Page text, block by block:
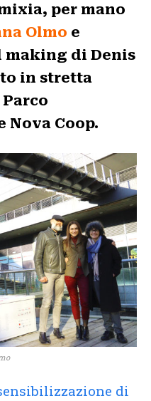
per mano
Olmo e
making di Denis
in stretta
Nova Coop.
di